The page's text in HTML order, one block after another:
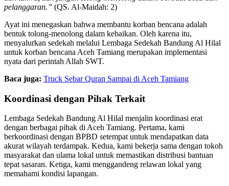
pelanggaran.” (QS. Al-Maidah: 2)
Ayat ini menegaskan bahwa membantu korban bencana adalah
bentuk tolong-menolong dalam kebaikan. Oleh karena itu,
menyalurkan sedekah melalui Lembaga Sedekah Bandung Al Hilal
untuk korban bencana Aceh Tamiang merupakan implementasi
nyata dari perintah Allah SWT.
Baca juga: Truck Sebar Quran Sampai di Aceh Tamiang
Koordinasi dengan Pihak Terkait
Lembaga Sedekah Bandung Al Hilal menjalin koordinasi erat
dengan berbagai pihak di Aceh Tamiang. Pertama, kami
berkoordinasi dengan BPBD setempat untuk mendapatkan data
akurat wilayah terdampak. Kedua, kami bekerja sama dengan tokoh
masyarakat dan ulama lokal untuk memastikan distribusi bantuan
tepat sasaran. Ketiga, kami menggandeng relawan lokal yang
memahami kondisi lapangan.